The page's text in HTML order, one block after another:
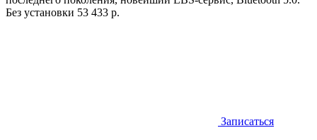
Без установки 53 433 р.
Записаться